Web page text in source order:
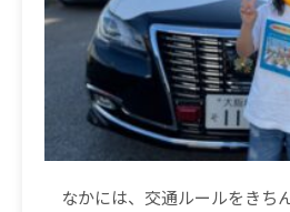
なかには、交通ルールをきち